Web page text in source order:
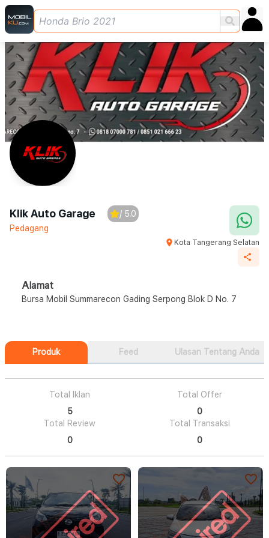
Klik Auto Garage
/ 5.0
Pedagang
Kota Tangerang Selatan
Alamat
Bursa Mobil Summarecon Gading Serpong Blok D No. 7
Produk Feed Ulasan Tentang Anda
Total Iklan
5
Total Offer
0
Total Review
0
Total Transaksi
0